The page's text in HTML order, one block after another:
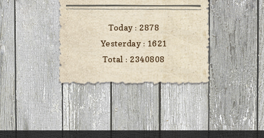
Today : 2878
Yesterday : 1621
Total : 2340808